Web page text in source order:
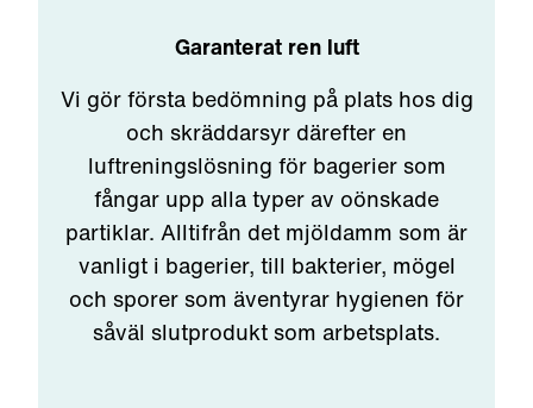
Garanterat ren luft
Vi gör första bedömning på plats hos dig
och skräddarsyr därefter en
luftreningslösning för bagerier som
fångar upp alla typer av oönskade
partiklar. Alltifrån det mjöldamm som är
vanligt i bagerier, till bakterier, mögel
och sporer som äventyrar hygienen för
såväl slutprodukt som arbetsplats.